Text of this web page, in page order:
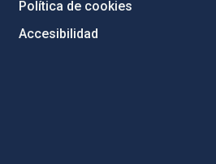
Política de cookies
Accesibilidad